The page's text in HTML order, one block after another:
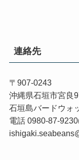
連絡先
〒907-0243
沖縄県石垣市宮良
石垣島バードウォ
電話 0980-87-